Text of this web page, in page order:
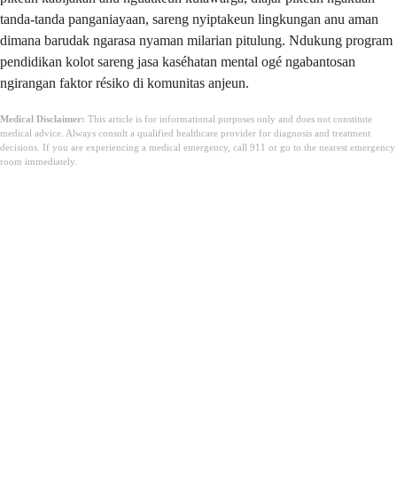
tanda-tanda panganiayaan, sareng nyiptakeun lingkungan anu aman
dimana barudak ngarasa nyaman milarian pitulung. Ndukung program
pendidikan kolot sareng jasa kaséhatan mental ogé ngabantosan
ngirangan faktor résiko di komunitas anjeun.
Medical Disclaimer: This article is for informational purposes only and does not constitute
medical advice. Always consult a qualified healthcare provider for diagnosis and treatment
decisions. If you are experiencing a medical emergency, call 911 or go to the nearest emergency
room immediately.